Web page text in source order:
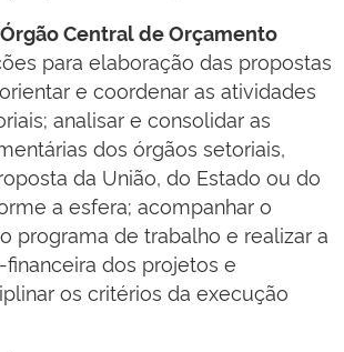
Central de Orçamento
para elaboração das propostas
e coordenar as atividades
analisar e consolidar as
dos órgãos setoriais,
da União, do Estado ou do
a esfera; acompanhar o
programa de trabalho e realizar a
dos projetos e
os critérios da execução